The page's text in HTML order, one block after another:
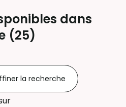
dans
(25)
la recherche